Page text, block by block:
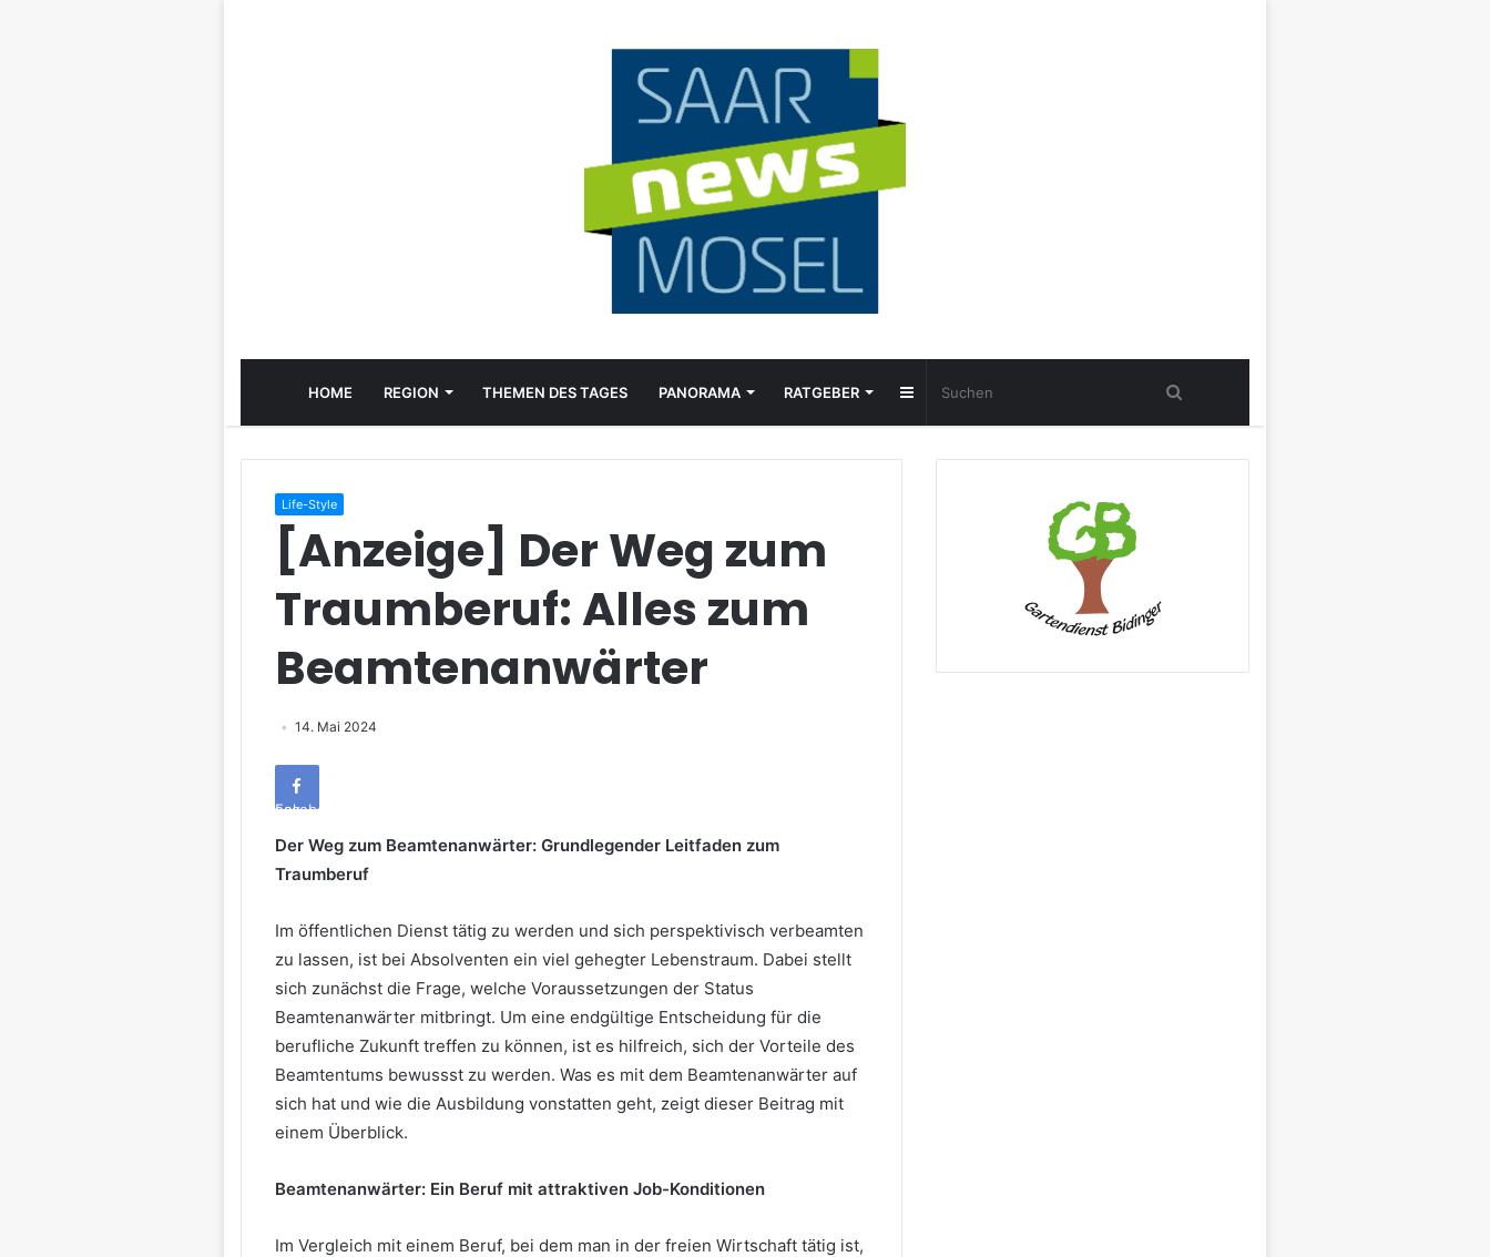
HOME REGION THEMEN DES TAGES PANORAMA RATGEBER Sidebar
Life-Style
[Anzeige] Der Weg zum
Traumberuf: Alles zum
Beamtenanwärter
14. Mai 2024
Facebook
Der Weg zum Beamtenanwärter: Grundlegender Leitfaden zum
Traumberuf
Im öffentlichen Dienst tätig zu werden und sich perspektivisch verbeamten
zu lassen, ist bei Absolventen ein viel gehegter Lebenstraum. Dabei stellt
sich zunächst die Frage, welche Voraussetzungen der Status
Beamtenanwärter mitbringt. Um eine endgültige Entscheidung für die
berufliche Zukunft treffen zu können, ist es hilfreich, sich der Vorteile des
Beamtentums bewussst zu werden. Was es mit dem Beamtenanwärter auf
sich hat und wie die Ausbildung vonstatten geht, zeigt dieser Beitrag mit
einem Überblick.
Beamtenanwärter: Ein Beruf mit attraktiven Job-Konditionen
Im Vergleich mit einem Beruf, bei dem man in der freien Wirtschaft tätig ist,